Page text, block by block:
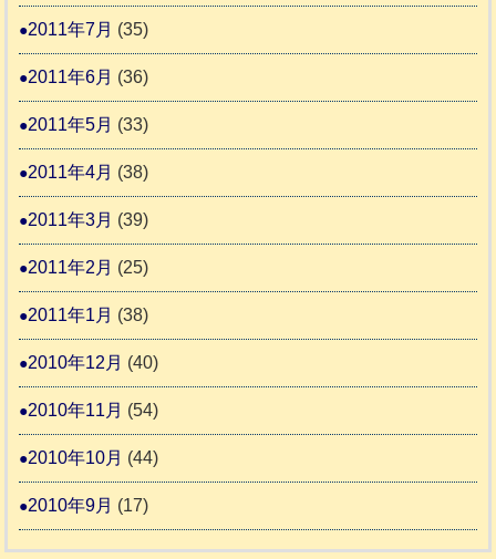
2011年7月 (35)
2011年6月 (36)
2011年5月 (33)
2011年4月 (38)
2011年3月 (39)
2011年2月 (25)
2011年1月 (38)
2010年12月 (40)
2010年11月 (54)
2010年10月 (44)
2010年9月 (17)